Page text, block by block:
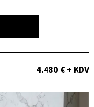
4.480 € + KDV